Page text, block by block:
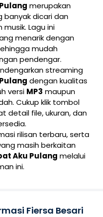
merupakan
banyak dicari dan
Lagu ini
menarik dengan
mudah
pendengar.
streaming
dengan kualitas
versi MP3 maupun
Cukup klik tombol
detail file, ukuran, dan
rilisan terbaru, serta
masih berkaitan
Aku Pulang melalui
ini.
Fiersa Besari